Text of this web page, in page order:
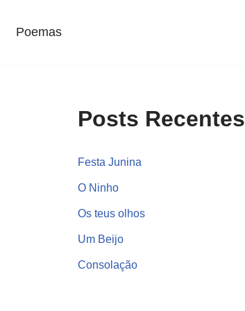
Poemas
Posts Recentes
Festa Junina
O Ninho
Os teus olhos
Um Beijo
Consolação